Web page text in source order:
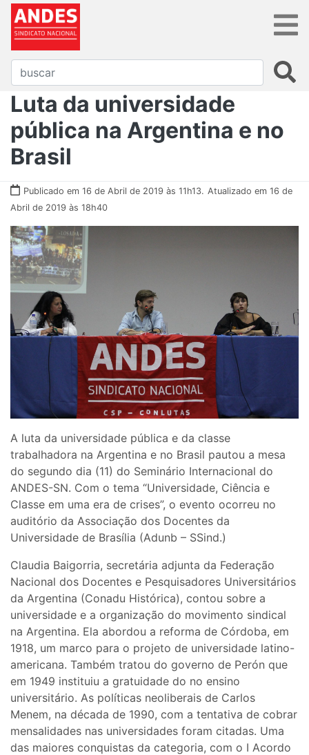
Luta da universidade
pública na Argentina e no
Brasil
Publicado em 16 de Abril de 2019 às 11h13. Atualizado em 16 de
Abril de 2019 às 18h40
A luta da universidade pública e da classe
trabalhadora na Argentina e no Brasil pautou a mesa
do segundo dia (11) do Seminário Internacional do
ANDES-SN. Com o tema “Universidade, Ciência e
Classe em uma era de crises”, o evento ocorreu no
auditório da Associação dos Docentes da
Universidade de Brasília (Adunb – SSind.)
Claudia Baigorria, secretária adjunta da Federação
Nacional dos Docentes e Pesquisadores Universitários
da Argentina (Conadu Histórica), contou sobre a
universidade e a organização do movimento sindical
na Argentina. Ela abordou a reforma de Córdoba, em
1918, um marco para o projeto de universidade latino-
americana. Também tratou do governo de Perón que
em 1949 instituiu a gratuidade do no ensino
universitário. As políticas neoliberais de Carlos
Menem, na década de 1990, com a tentativa de cobrar
mensalidades nas universidades foram citadas. Uma
das maiores conquistas da categoria, com o I Acordo